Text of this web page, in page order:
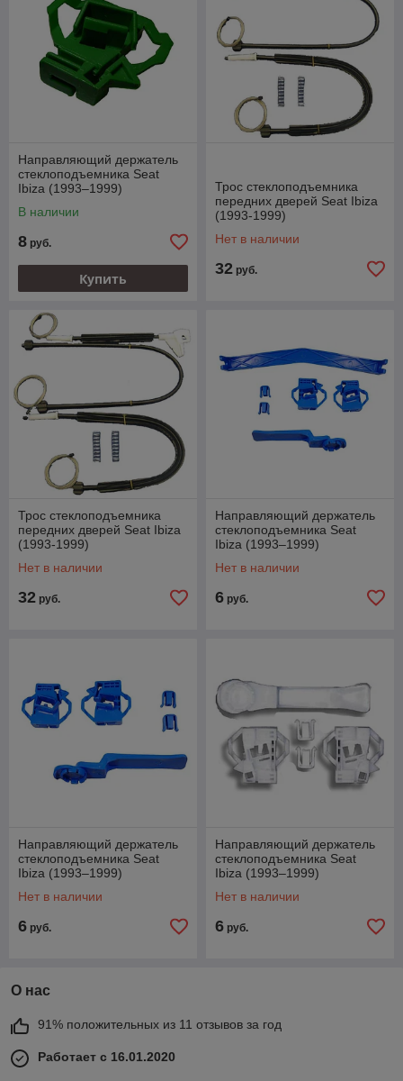
Направляющий держатель
стеклоподъемника Seat
Ibiza (1993–1999)
В наличии
8 руб.
Купить
Трос стеклоподъемника
передних дверей Seat Ibiza
(1993-1999)
Нет в наличии
32 руб.
Трос стеклоподъемника
передних дверей Seat Ibiza
(1993-1999)
Нет в наличии
32 руб.
Направляющий держатель
стеклоподъемника Seat
Ibiza (1993–1999)
Нет в наличии
6 руб.
Направляющий держатель
стеклоподъемника Seat
Ibiza (1993–1999)
Нет в наличии
6 руб.
Направляющий держатель
стеклоподъемника Seat
Ibiza (1993–1999)
Нет в наличии
6 руб.
О нас
91% положительных из 11 отзывов за год
Работает с 16.01.2020